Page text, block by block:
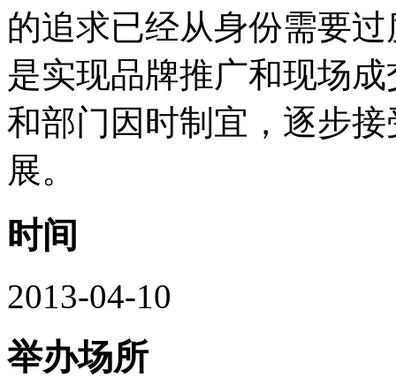
的追求已经从身份需要
是实现品牌推广和现场
和部门因时制宜，逐步
展。
时间
2013-04-10
举办场所